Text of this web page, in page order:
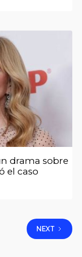
drama sobre
el caso
NEXT